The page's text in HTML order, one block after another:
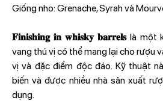
Giống nho: Grenache, Syrah và
𝐅𝐢𝐧𝐢𝐬𝐡𝐢𝐧𝐠 𝐢𝐧 𝐰𝐡𝐢𝐬𝐤𝐲 𝐛𝐚𝐫𝐫𝐞𝐥𝐬 là một
vang thú vị có thể mang lại cho rượu
vị và đặc điểm độc đáo. Kỹ thuật
biến và được nhiều nhà sản xuất
dụng.